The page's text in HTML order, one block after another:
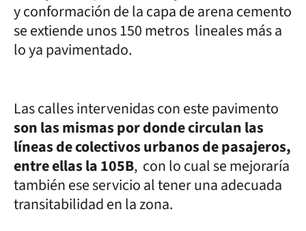
y conformación de la capa de arena cemento
se extiende unos 150 metros lineales más a
lo ya pavimentado.
Las calles intervenidas con este pavimento
son las mismas por donde circulan las
líneas de colectivos urbanos de pasajeros,
entre ellas la 105B, con lo cual se mejoraría
también ese servicio al tener una adecuada
transitabilidad en la zona.